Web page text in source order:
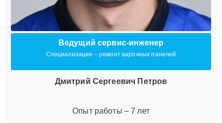
Ведущий сервис-инженер
Специализация – ремонт варочных панелей
Дмитрий Сергеевич Петров
Опыт работы – 7 лет